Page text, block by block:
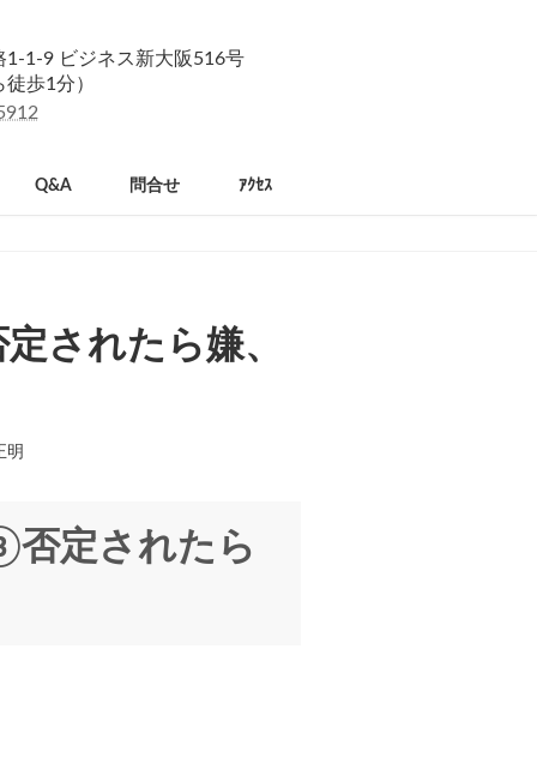
1-1-9 ビジネス新大阪516号
歩1分）
Q&A 問合せ ｱｸｾｽ
されたら嫌、
明
否定されたら